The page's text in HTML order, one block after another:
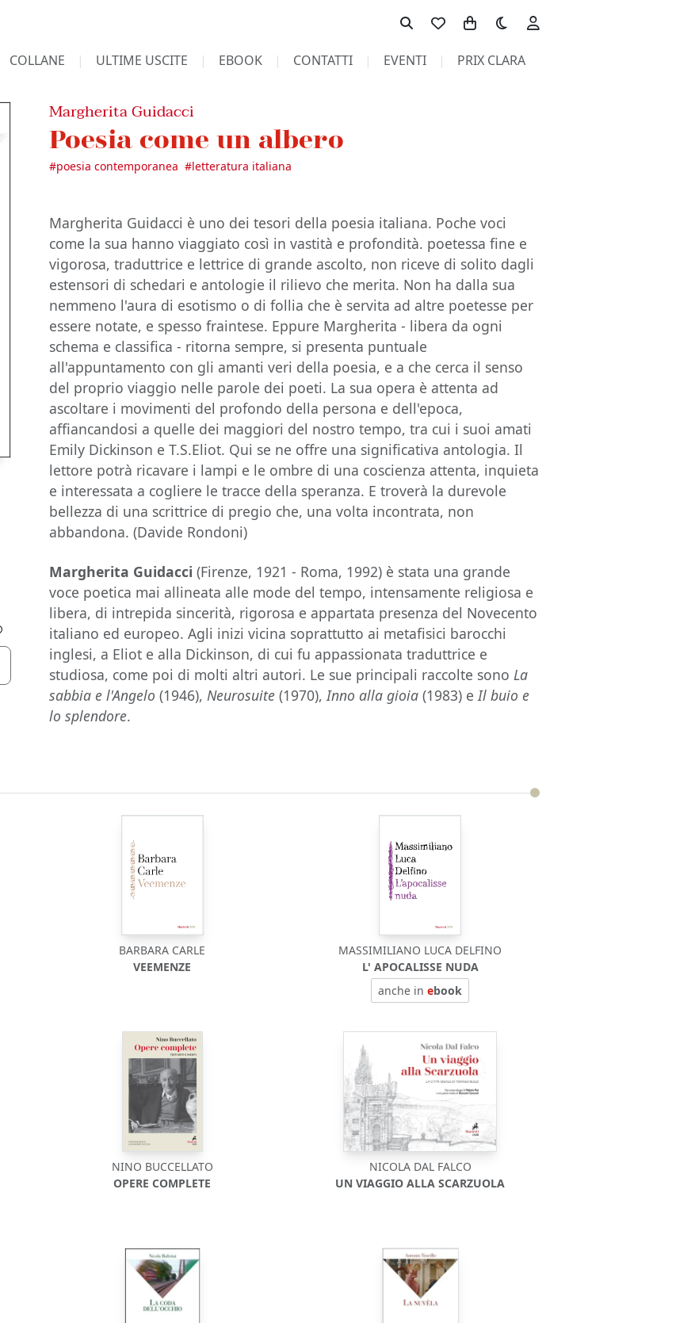
Toggle theme
COLLANE ULTIME USCITE EBOOK CONTATTI EVENTI PRIX CLARA
Margherita Guidacci
Poesia come un albero
#poesia contemporanea #letteratura italiana
Margherita Guidacci è uno dei tesori della poesia italiana. Poche voci
come la sua hanno viaggiato così in vastità e profondità. poetessa fine e
vigorosa, traduttrice e lettrice di grande ascolto, non riceve di solito dagli
estensori di schedari e antologie il rilievo che merita. Non ha dalla sua
nemmeno l'aura di esotismo o di follia che è servita ad altre poetesse per
essere notate, e spesso fraintese. Eppure Margherita - libera da ogni
schema e classifica - ritorna sempre, si presenta puntuale
all'appuntamento con gli amanti veri della poesia, e a che cerca il senso
del proprio viaggio nelle parole dei poeti. La sua opera è attenta ad
ascoltare i movimenti del profondo della persona e dell'epoca,
affiancandosi a quelle dei maggiori del nostro tempo, tra cui i suoi amati
Emily Dickinson e T.S.Eliot. Qui se ne offre una significativa antologia. Il
lettore potrà ricavare i lampi e le ombre di una coscienza attenta, inquieta
e interessata a cogliere le tracce della speranza. E troverà la durevole
bellezza di una scrittrice di pregio che, una volta incontrata, non
abbandona. (Davide Rondoni)
Margherita Guidacci (Firenze, 1921 - Roma, 1992) è stata una grande
voce poetica mai allineata alle mode del tempo, intensamente religiosa e
libera, di intrepida sincerità, rigorosa e appartata presenza del Novecento
italiano ed europeo. Agli inizi vicina soprattutto ai metafisici barocchi
inglesi, a Eliot e alla Dickinson, di cui fu appassionata traduttrice e
studiosa, come poi di molti altri autori. Le sue principali raccolte sonoLa
sabbia e l'Angelo (1946),Neurosuite (1970),Inno alla gioia (1983) eIl buio e
lo splendore.
BARBARA CARLE
VEEMENZE
MASSIMILIANO LUCA DELFINO
L' APOCALISSE NUDA
anche inebook
NINO BUCCELLATO
OPERE COMPLETE
NICOLA DAL FALCO
UN VIAGGIO ALLA SCARZUOLA